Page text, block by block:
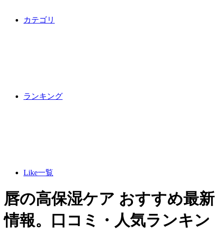
カテゴリ
ランキング
Like一覧
唇の高保湿ケア おすすめ最新
情報。口コミ・人気ランキン